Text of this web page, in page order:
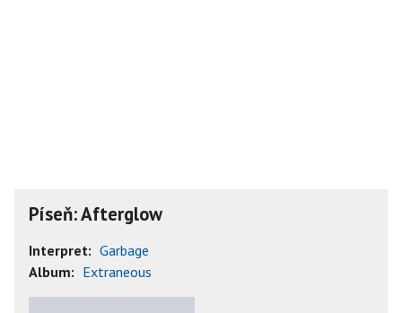
Píseň: Afterglow
Interpret: Garbage
Album: Extraneous